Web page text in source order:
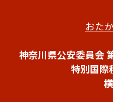
おた
神奈川県公安委員会
特別国際